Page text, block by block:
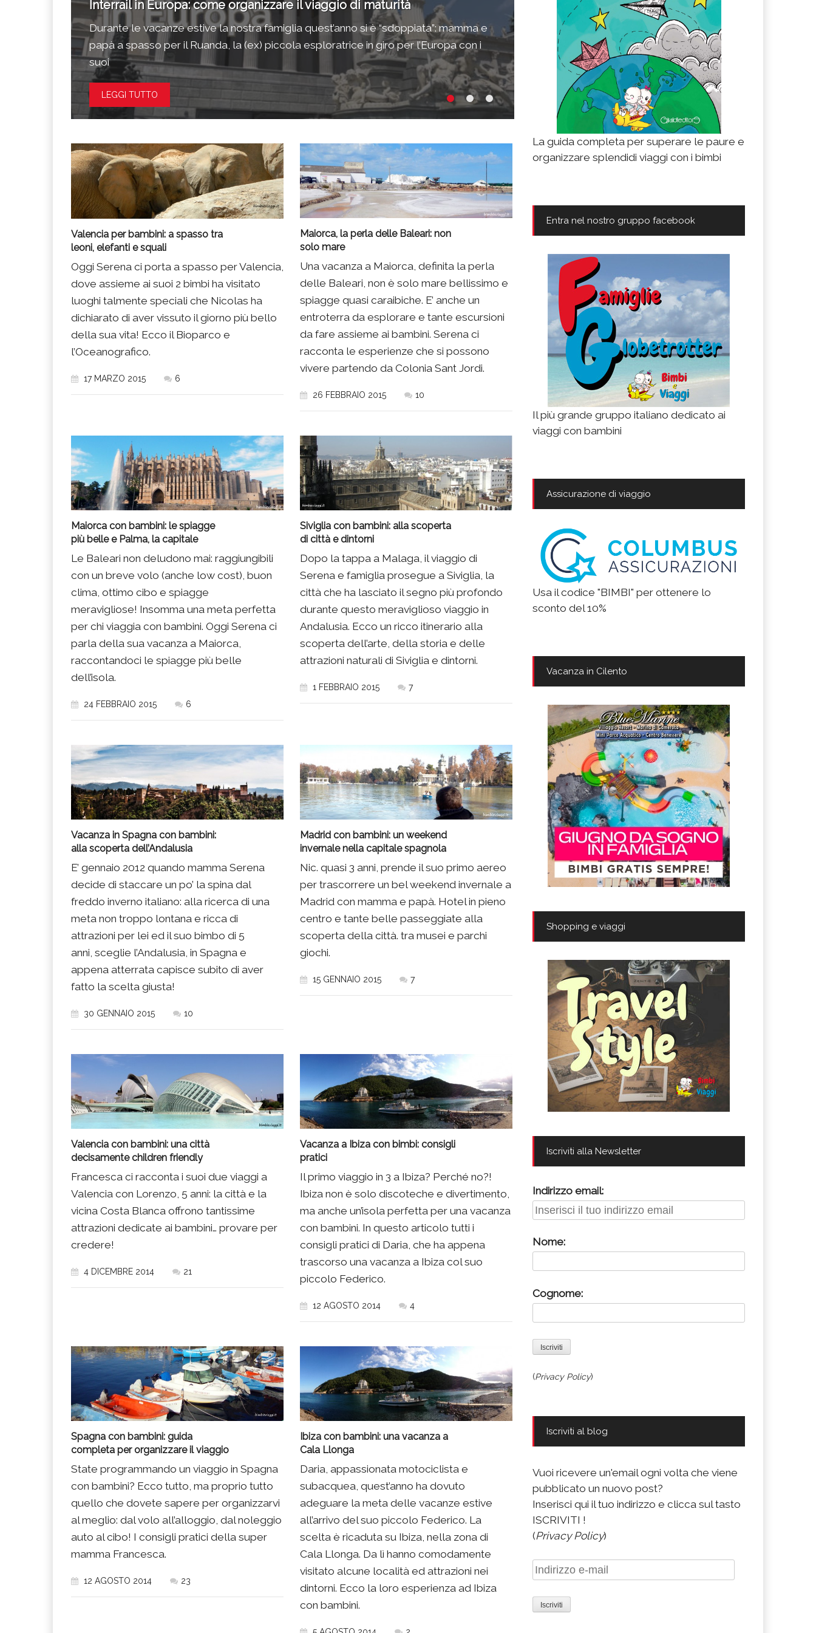
Interrail in Europa: come organizzare il viaggio di maturità
Durante le vacanze estive la nostra famiglia quest’anno si è “sdoppiata”: mamma e
papà a spasso per il Ruanda, la (ex) piccola esploratrice in giro per l’Europa con i
suoi
LEGGI TUTTO
Non solo Valencia: 10 cose da fare nei dintorni
nostra community
Valencia è certamente una delle città più a misura di
nei dintorni non ci si annoia: oggi vediamo cosa è
LEGGI TUTTO
Valencia per bambini: a spasso tra
leoni, elefanti e squali
Oggi Serena ci porta a spasso per Valencia,
dove assieme ai suoi 2 bimbi ha visitato
luoghi talmente speciali che Nicolas ha
dichiarato di aver vissuto il giorno più bello
della sua vita! Ecco il Bioparco e
l’Oceanografico.
17 MARZO 2015 6
Maiorca, la perla delle Baleari: non
solo mare
Una vacanza a Maiorca, definita la perla
delle Baleari, non è solo mare bellissimo e
spiagge quasi caraibiche. E’ anche un
entroterra da esplorare e tante escursioni
da fare assieme ai bambini. Serena ci
racconta le esperienze che si possono
vivere partendo da Colonia Sant Jordi.
26 FEBBRAIO 2015 10
Maiorca con bambini: le spiagge
più belle e Palma, la capitale
Le Baleari non deludono mai: raggiungibili
con un breve volo (anche low cost), buon
clima, ottimo cibo e spiagge
meravigliose! Insomma una meta perfetta
per chi viaggia con bambini. Oggi Serena ci
parla della sua vacanza a Maiorca,
raccontandoci le spiagge più belle
dell’isola.
24 FEBBRAIO 2015 6
Siviglia con bambini: alla scoperta
di città e dintorni
Dopo la tappa a Malaga, il viaggio di
Serena e famiglia prosegue a Siviglia, la
città che ha lasciato il segno più profondo
durante questo meraviglioso viaggio in
Andalusia. Ecco un ricco itinerario alla
scoperta dell’arte, della storia e delle
attrazioni naturali di Siviglia e dintorni.
1 FEBBRAIO 2015 7
Vacanza in Spagna con bambini:
alla scoperta dell’Andalusia
E’ gennaio 2012 quando mamma Serena
decide di staccare un po’ la spina dal
freddo inverno italiano: alla ricerca di una
meta non troppo lontana e ricca di
attrazioni per lei ed il suo bimbo di 5
anni, sceglie l’Andalusia, in Spagna e
appena atterrata capisce subito di aver
fatto la scelta giusta!
30 GENNAIO 2015 10
Madrid con bambini: un weekend
invernale nella capitale spagnola
Nic. quasi 3 anni, prende il suo primo aereo
per trascorrere un bel weekend invernale a
Madrid con mamma e papà. Hotel in pieno
centro e tante belle passeggiate alla
scoperta della città. tra musei e parchi
giochi.
15 GENNAIO 2015 7
Valencia con bambini: una città
decisamente children friendly
Francesca ci racconta i suoi due viaggi a
Valencia con Lorenzo, 5 anni: la città e la
vicina Costa Blanca offrono tantissime
attrazioni dedicate ai bambini… provare per
credere!
4 DICEMBRE 2014 21
Vacanza a Ibiza con bimbi: consigli
pratici
Il primo viaggio in 3 a Ibiza? Perché no?!
Ibiza non è solo discoteche e divertimento,
ma anche un’isola perfetta per una vacanza
con bambini. In questo articolo tutti i
consigli pratici di Daria, che ha appena
trascorso una vacanza a Ibiza col suo
piccolo Federico.
12 AGOSTO 2014 4
Spagna con bambini: guida
completa per organizzare il viaggio
State programmando un viaggio in Spagna
con bambini? Ecco tutto, ma proprio tutto
quello che dovete sapere per organizzarvi
al meglio: dal volo all’alloggio, dal noleggio
auto al cibo! I consigli pratici della super
mamma Francesca.
12 AGOSTO 2014 23
Ibiza con bambini: una vacanza a
Cala Llonga
Daria, appassionata motociclista e
subacquea, quest’anno ha dovuto
adeguare la meta delle vacanze estive
all’arrivo del suo piccolo Federico. La
scelta è ricaduta su Ibiza, nella zona di
Cala Llonga. Da lì hanno comodamente
visitato alcune località ed attrazioni nei
dintorni. Ecco la loro esperienza ad Ibiza
con bambini.
La guida completa per superare le paure e
organizzare splendidi viaggi con i bimbi
Entra nel nostro gruppo facebook
Il più grande gruppo italiano dedicato ai
viaggi con bambini
Assicurazione di viaggio
Usa il codice "BIMBI" per ottenere lo
sconto del 10%
Vacanza in Cilento
Shopping e viaggi
Iscriviti alla Newsletter
Indirizzo email:
Nome:
Cognome:
(Privacy Policy)
Iscriviti al blog
Vuoi ricevere un'email ogni volta che viene
pubblicato un nuovo post?
Inserisci qui il tuo indirizzo e clicca sul tasto
ISCRIVITI !
(Privacy Policy)
Indirizzo
e-
mail